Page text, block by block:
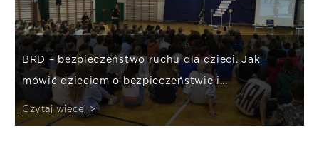
BRD – bezpieczeństwo ruchu dla dzieci. Jak
mówić dzieciom o bezpieczeństwie i
ubezpieczeniach?
Czytaj więcej >